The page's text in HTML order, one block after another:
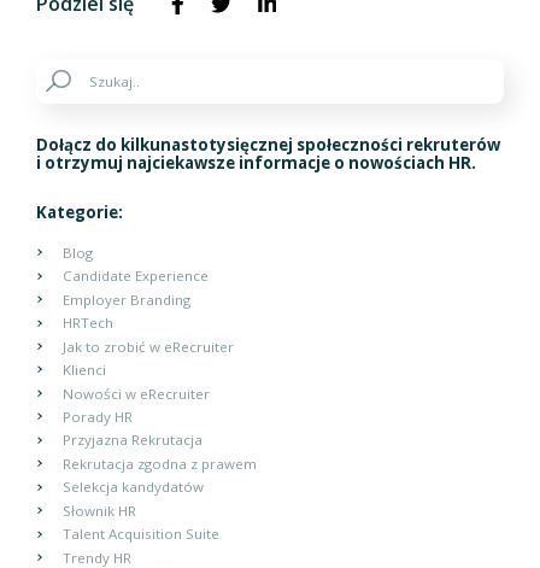
Dołącz do kilkunastotysięcznej społeczności rekruterów
i otrzymuj najciekawsze informacje o nowościach HR.
Kategorie:
Blog
Candidate Experience
Employer Branding
HRTech
Jak to zrobić w eRecruiter
Klienci
Nowości w eRecruiter
Porady HR
Przyjazna Rekrutacja
Rekrutacja zgodna z prawem
Selekcja kandydatów
Słownik HR
Talent Acquisition Suite
Trendy HR